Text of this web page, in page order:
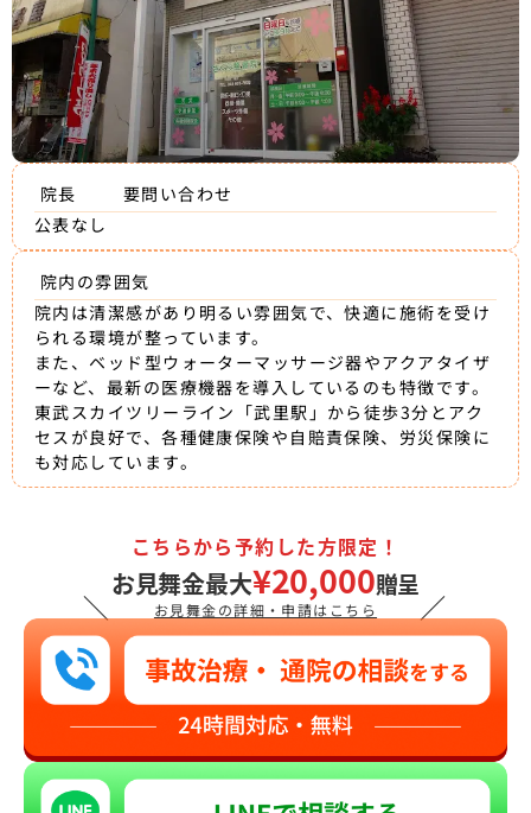
院長
要問い合わせ
公表なし
院内の雰囲気
院内は清潔感があり明るい雰囲気で、快適に施術を受け
られる環境が整っています。
また、ベッド型ウォーターマッサージ器やアクアタイザ
ーなど、最新の医療機器を導入しているのも特徴です。
東武スカイツリーライン「武里駅」から徒歩3分とアク
セスが良好で、各種健康保険や自賠責保険、労災保険に
も対応しています。
＼
こちらから予約した方限定！
お見舞金最大¥20,000贈呈
お見舞金の詳細・申請はこちら ／